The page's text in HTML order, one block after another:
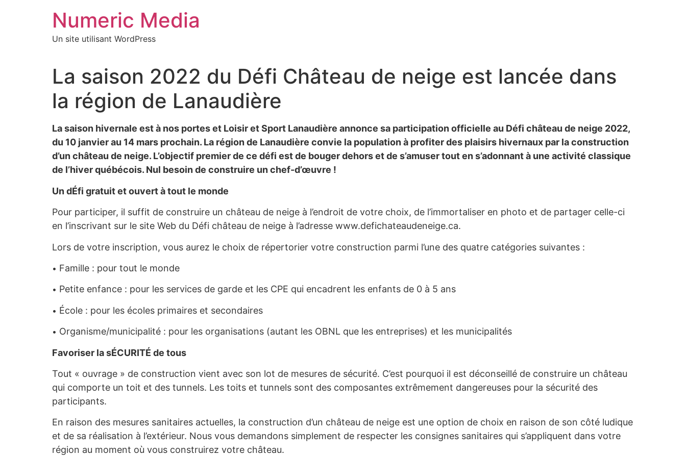
Numeric Media
Un site utilisant WordPress
La saison 2022 du Défi Château de neige est lancée dans
la région de Lanaudière
La saison hivernale est à nos portes et Loisir et Sport Lanaudière annonce sa participation officielle au Défi château de neige 2022,
du 10 janvier au 14 mars prochain. La région de Lanaudière convie la population à profiter des plaisirs hivernaux par la construction
d’un château de neige. L’objectif premier de ce défi est de bouger dehors et de s’amuser tout en s’adonnant à une activité classique
de l’hiver québécois. Nul besoin de construire un chef-d’œuvre !
Un dÉfi gratuit et ouvert à tout le monde
Pour participer, il suffit de construire un château de neige à l’endroit de votre choix, de l’immortaliser en photo et de partager celle-ci
en l’inscrivant sur le site Web du Défi château de neige à l’adresse www.defichateaudeneige.ca.
Lors de votre inscription, vous aurez le choix de répertorier votre construction parmi l’une des quatre catégories suivantes :
• Famille : pour tout le monde
• Petite enfance : pour les services de garde et les CPE qui encadrent les enfants de 0 à 5 ans
• École : pour les écoles primaires et secondaires
• Organisme/municipalité : pour les organisations (autant les OBNL que les entreprises) et les municipalités
Favoriser la sÉCURITÉ de tous
Tout « ouvrage » de construction vient avec son lot de mesures de sécurité. C’est pourquoi il est déconseillé de construire un château
qui comporte un toit et des tunnels. Les toits et tunnels sont des composantes extrêmement dangereuses pour la sécurité des
participants.
En raison des mesures sanitaires actuelles, la construction d’un château de neige est une option de choix en raison de son côté ludique
et de sa réalisation à l’extérieur. Nous vous demandons simplement de respecter les consignes sanitaires qui s’appliquent dans votre
région au moment où vous construirez votre château.